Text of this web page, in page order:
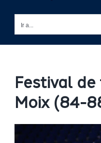
Ir a...
Festival
Moix (84-